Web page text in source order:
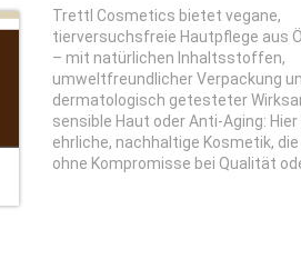
Trettl Cosmetics bietet vegane,
tierversuchsfreie Hautpflege aus
– mit natürlichen Inhaltsstoffen,
umweltfreundlicher Verpackung
dermatologisch getesteter
sensible Haut oder Anti-Aging:
ehrliche, nachhaltige Kosmetik,
ohne Kompromisse bei Qualität